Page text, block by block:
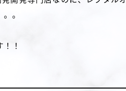
。
！